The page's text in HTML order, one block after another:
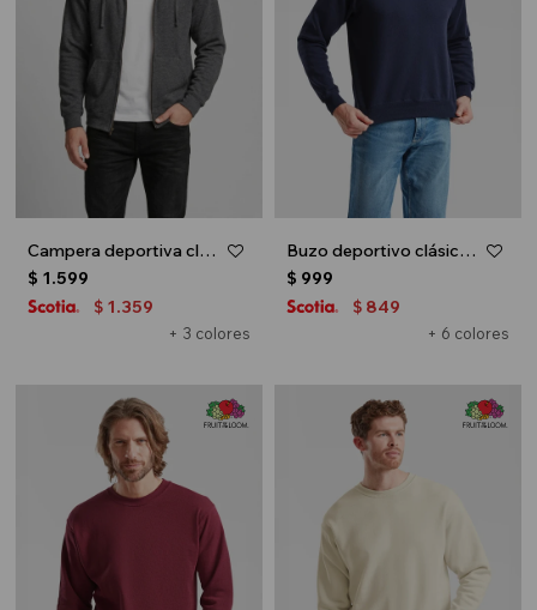
Campera deportiva clásica con capucha - UNISEX - Gris melange oscuro
+ 3 colores
$ 1.599
$ 1.359
Buzo deportivo clásico escote redondo - UNISEX - Azul marino
+ 6 colores
$ 999
$ 849